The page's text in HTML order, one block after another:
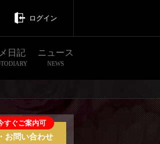
ログイン
日記 ニュース
NEWS
すぐご案内可
お問い合わせ